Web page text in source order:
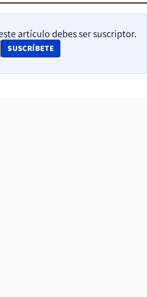
artículo debes ser suscriptor.
SUSCRÍBETE
OPENS IN NEW WINDOW